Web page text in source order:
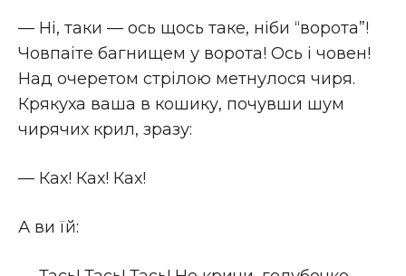
— Нi, таки — ось щось таке, нiби “ворота”!
Човпаіте багнищем у ворота! Ось i човен!
Над очеретом стрiлою метнулося чиря.
Крякуха ваша в кошику, почувши шум
чирячих крил, зразу:
— Ках! Ках! Ках!
А ви їй: